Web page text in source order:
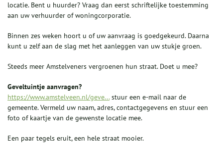
locatie. Bent u huurder? Vraag dan eerst schriftelijke toestemming
aan uw verhuurder of woningcorporatie.
Binnen zes weken hoort u of uw aanvraag is goedgekeurd. Daarna
kunt u zelf aan de slag met het aanleggen van uw stukje groen.
Steeds meer Amstelveners vergroenen hun straat. Doet u mee?
Geveltuintje aanvragen?
https://www.amstelveen.nl/geve...stuur een e-mail naar de
gemeente. Vermeld uw naam, adres, contactgegevens en stuur een
foto of kaartje van de gewenste locatie mee.
Een paar tegels eruit, een hele straat mooier.